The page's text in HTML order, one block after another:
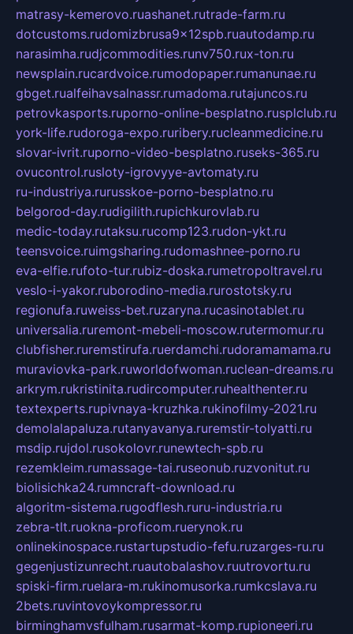
matrasy-kemerovo.ruashanet.rutrade-farm.ru
dotcustoms.rudomizbrusa9x12spb.ruautodamp.ru
narasimha.rudjcommodities.runv750.rux-ton.ru
newsplain.rucardvoice.rumodopaper.rumanunae.ru
gbget.rualfeihavsalnassr.rumadoma.rutajuncos.ru
petrovkasports.ruporno-online-besplatno.rusplclub.ru
york-life.rudoroga-expo.ruribery.rucleanmedicine.ru
slovar-ivrit.ruporno-video-besplatno.ruseks-365.ru
ovucontrol.rusloty-igrovyye-avtomaty.ru
ru-industriya.rurusskoe-porno-besplatno.ru
belgorod-day.rudigilith.rupichkurovlab.ru
medic-today.rutaksu.rucomp123.rudon-ykt.ru
teensvoice.ruimgsharing.rudomashnee-porno.ru
eva-elfie.rufoto-tur.rubiz-doska.rumetropoltravel.ru
veslo-i-yakor.ruborodino-media.rurostotsky.ru
regionufa.ruweiss-bet.ruzaryna.rucasinotablet.ru
universalia.ruremont-mebeli-moscow.rutermomur.ru
clubfisher.ruremstirufa.ruerdamchi.rudoramamama.ru
muraviovka-park.ruworldofwoman.ruclean-dreams.ru
arkrym.rukristinita.rudircomputer.ruhealthenter.ru
textexperts.rupivnaya-kruzhka.rukinofilmy-2021.ru
demolalapaluza.rutanyavanya.ruremstir-tolyatti.ru
msdip.rujdol.rusokolovr.runewtech-spb.ru
rezemkleim.rumassage-tai.ruseonub.ruzvonitut.ru
biolisichka24.rumncraft-download.ru
algoritm-sistema.rugodflesh.ruru-industria.ru
zebra-tlt.ruokna-proficom.ruerynok.ru
onlinekinospace.rustartupstudio-fefu.ruzarges-ru.ru
gegenjustizunrecht.ruautobalashov.ruutrovortu.ru
spiski-firm.ruelara-m.rukinomusorka.rumkcslava.ru
2bets.ruvintovoykompressor.ru
birminghamvsfulham.rusarmat-komp.rupioneeri.ru